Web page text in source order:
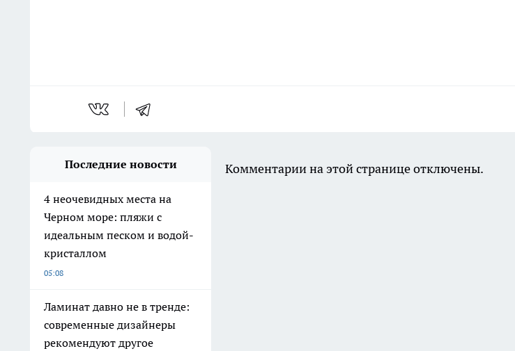
Последние новости
4 неочевидных места на
Черном море: пляжи с
идеальным песком и водой-
кристаллом
05:08
Ламинат давно не в тренде:
современные дизайнеры
рекомендуют другое
Комментарии на этой странице отключены.